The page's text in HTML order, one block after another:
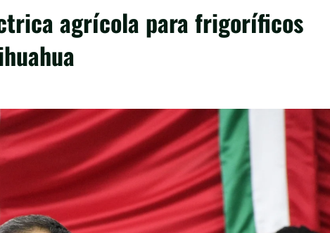
agrícola para frigoríficos